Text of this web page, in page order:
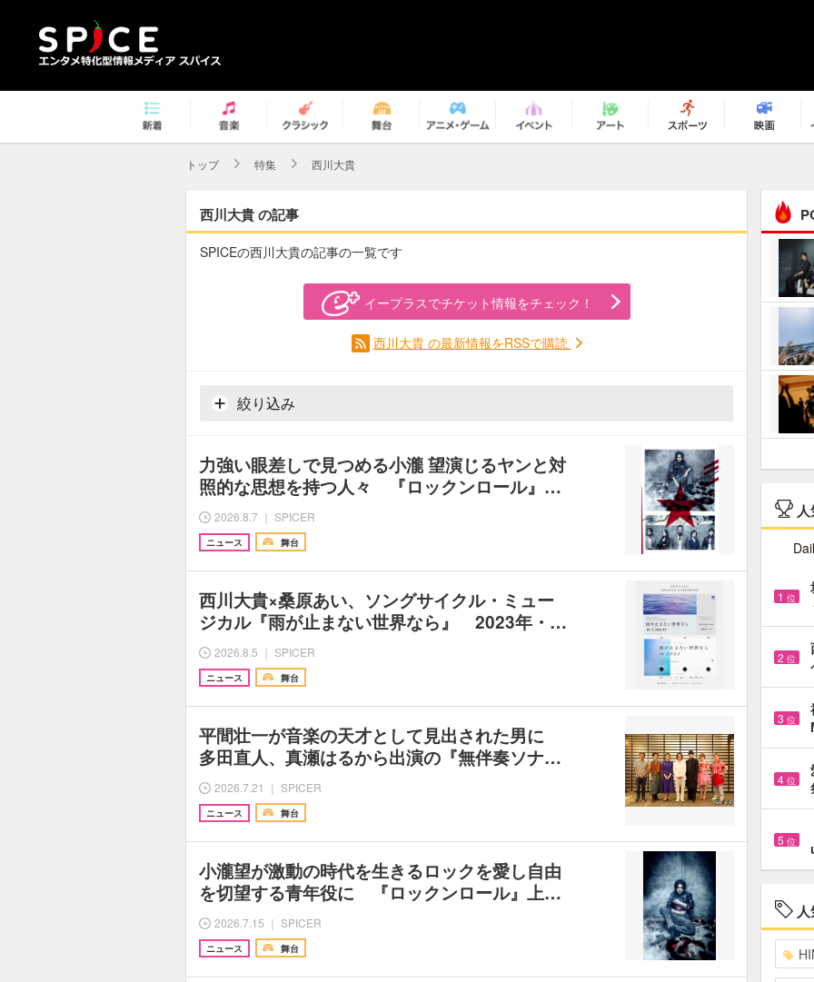
トップ 特集 西川大貴
西川大貴 の記事
SPICEの西川大貴の記事の一覧です
イープラスでチケット情報をチェック！
西川大貴 の最新情報をRSSで購読
絞り込み
力強い眼差しで見つめる小瀧 望演じるヤンと対
照的な思想を持つ人々 『ロックンロール』…
2026.8.7 ｜ SPICER
ニュース 舞台
西川大貴×桑原あい、ソングサイクル・ミュー
ジカル『雨が止まない世界なら』 2023年・…
2026.8.5 ｜ SPICER
ニュース 舞台
平間壮一が音楽の天才として見出された男に
多田直人、真瀬はるから出演の『無伴奏ソナ…
2026.7.21 ｜ SPICER
ニュース 舞台
小瀧望が激動の時代を生きるロックを愛し自由
を切望する青年役に 『ロックンロール』上…
2026.7.15 ｜ SPICER
ニュース 舞台
1 位
2 位
3 位
4 位
5 位